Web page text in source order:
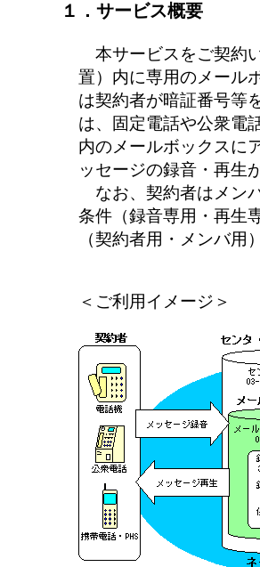
１．サービス概要
本サービスをご契約
置）内に専用のメール
は契約者が暗証番号等
は、固定電話や公衆電
内のメールボックスに
ッセージの録音・再生
なお、契約者はメン
条件（録音専用・再生
（契約者用・メンバ用
＜ご利用イメージ＞